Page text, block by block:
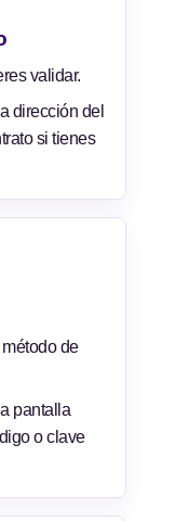
validar.
dirección del
si tienes
de
pantalla
o clave